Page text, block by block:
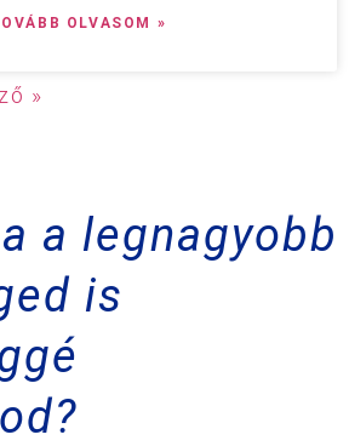
OLVASOM »
»
a legnagyobb
is